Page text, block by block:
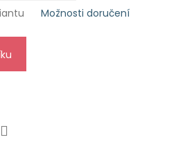
Možnosti doručení